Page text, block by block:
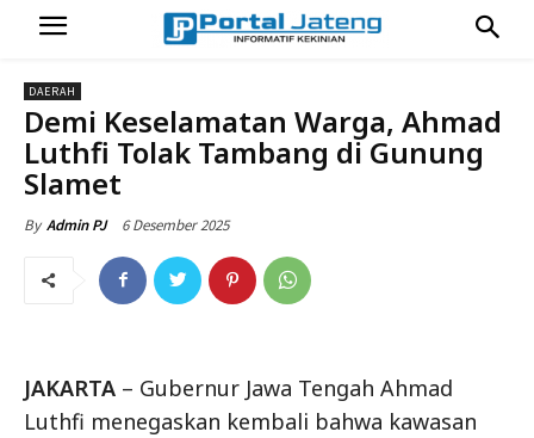
DAERAH
Demi Keselamatan Warga, Ahmad
Luthfi Tolak Tambang di Gunung
Slamet
By Admin PJ 6 Desember 2025
JAKARTA – Gubernur Jawa Tengah Ahmad
Luthfi menegaskan kembali bahwa kawasan